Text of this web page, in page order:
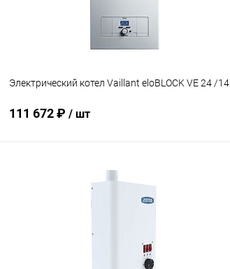
Электрический котел Vaillant eloBLOCK VE 24 /14
111 672 ₽ / шт
В корзину
Сравнение